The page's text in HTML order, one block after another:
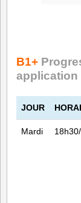
B1+
application
JOUR
Mardi